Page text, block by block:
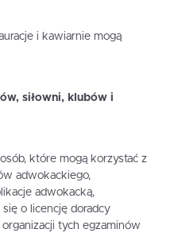
i kawiarnie mogą
siłowni, klubów i
które mogą korzystać z
adwokackiego,
adwokacką,
o licencję doradcy
tych egzaminów